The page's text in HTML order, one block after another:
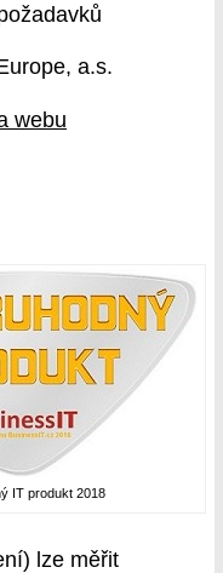
a.s.
webu
IT produkt 2018
lze měřit